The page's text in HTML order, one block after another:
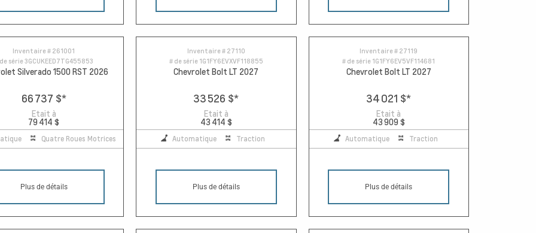
Inventaire # 261001
série3GCUKEED7TG455853
Silverado 1500 RST 2026
66 737 $*
Etait à
79 414 $
Quatre Roues Motrices
Plus de détails
Inventaire # 27110
# de série 1G1FY6EVXVF118855
Chevrolet Bolt LT 2027
33 526 $*
Etait à
43 414 $
Automatique Traction
Plus de détails
Inventaire # 27119
# de série 1G1FY6EV5VF114681
Chevrolet Bolt LT 2027
34 021 $*
Etait à
43 909 $
Automatique Traction
Plus de détails